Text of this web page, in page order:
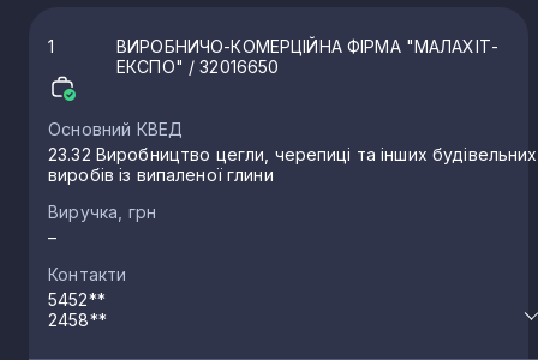
1
ВИРОБНИЧО-КОМЕРЦІЙНА ФІРМА "МАЛАХІТ-
ЕКСПО" / 32016650
Основний КВЕД
23.32 Виробництво цегли, черепиці та інших будівельних
виробів із випаленої глини
Виручка, грн
–
Контакти
5452**
2458**